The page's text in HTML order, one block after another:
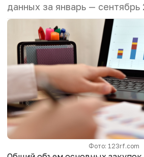
данных за январь — сентябрь
Фото: 123rf.com